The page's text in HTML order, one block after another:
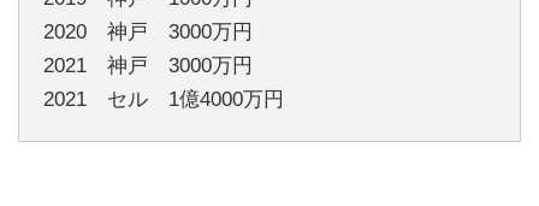
2020 神戸 3000万円
2021 神戸 3000万円
2021 セル 1億4000万円